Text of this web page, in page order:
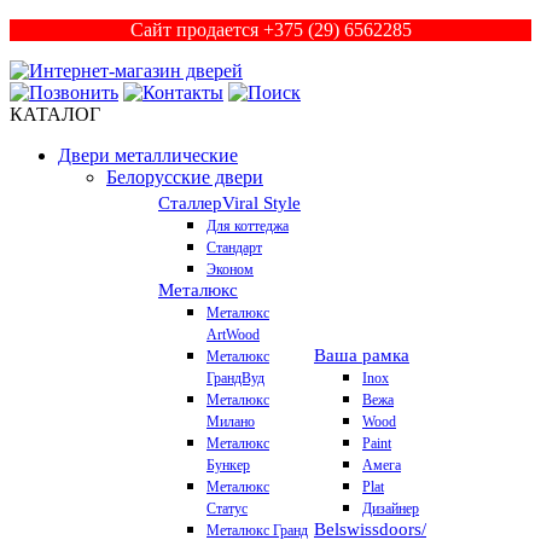
Сайт продается +375 (29) 6562285
КАТАЛОГ
Двери металлические
Белорусские двери
СталлерViral Style
Для коттеджа
Стандарт
Эконом
Металюкс
Металюкс
ArtWood
Металюкс
ГрандВуд
Металюкс
Милано
Металюкс
Бункер
Металюкс
Статус
Металюкс Гранд
Ваша рамка
Inox
Вежа
Wood
Paint
Амега
Plat
Дизайнер
Belswissdoors/